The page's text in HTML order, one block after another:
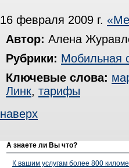
16 февраля 2009 г.
Автор: Алена
Рубрики: Мобильная
Ключевые слова:
Линк, тарифы
наверх
А знаете ли Вы что?
К вашим услугам более 800